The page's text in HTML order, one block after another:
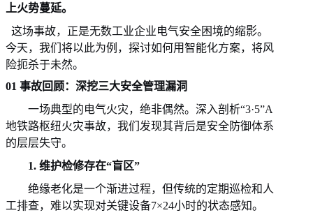
上火势蔓延。
这场事故，正是无数工业企业电气安全困境的缩影。
今天，我们将以此为例，探讨如何用智能化方案，将风
险扼杀于未然。
01 事故回顾：深挖三大安全管理漏洞
一场典型的电气火灾，绝非偶然。深入剖析“3·5”A
地铁路枢纽火灾事故，我们发现其背后是安全防御体系
的层层失守。
1. 维护检修存在“盲区”
绝缘老化是一个渐进过程，但传统的定期巡检和人
工排查，难以实现对关键设备7×24小时的状态感知。